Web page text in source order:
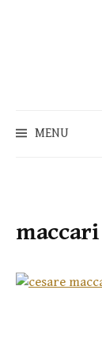
MENU